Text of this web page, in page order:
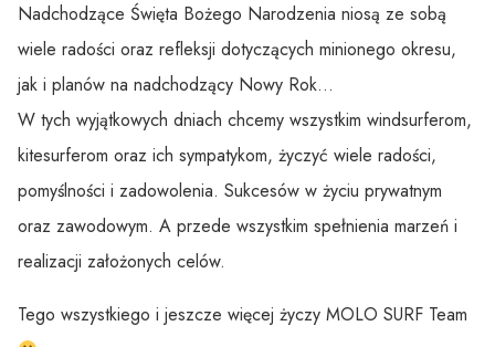
Nadchodzące Święta Bożego Narodzenia niosą ze sobą
wiele radości oraz refleksji dotyczących minionego okresu,
jak i planów na nadchodzący Nowy Rok…
W tych wyjątkowych dniach chcemy wszystkim windsurferom,
kitesurferom oraz ich sympatykom, życzyć wiele radości,
pomyślności i zadowolenia. Sukcesów w życiu prywatnym
oraz zawodowym. A przede wszystkim spełnienia marzeń i
realizacji założonych celów.
Tego wszystkiego i jeszcze więcej życzy MOLO SURF Team